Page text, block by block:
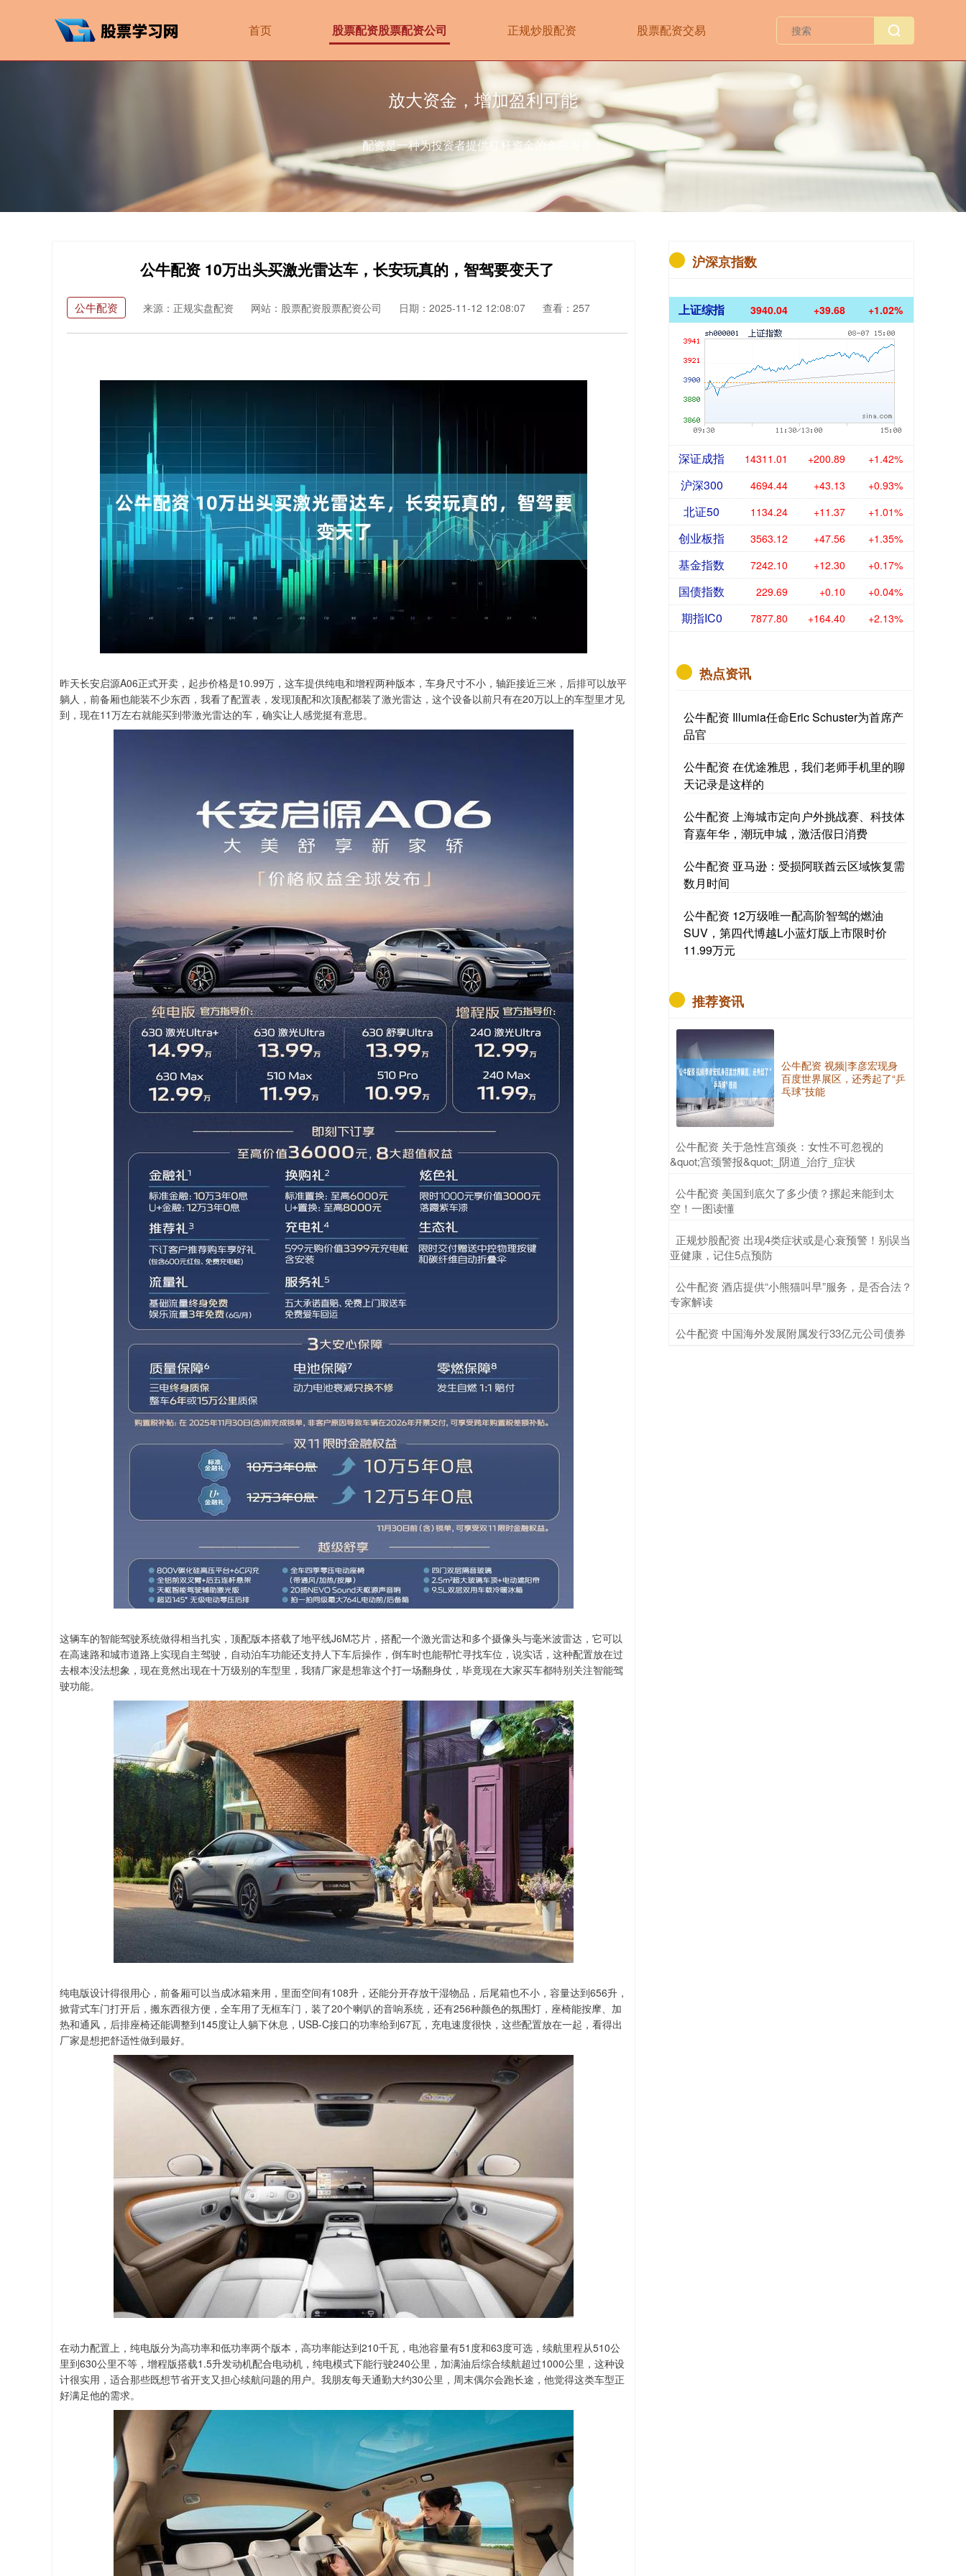
首页 股票配资股票配资公司 正规炒股配资 股票配资交易
放大资金，增加盈利可能
配资是一种为投资者提供杠杆资金的金融服务！
公牛配资 10万出头买激光雷达车，长安玩真的，智驾要变天了
公牛配资 来源：正规实盘配资 网站：股票配资股票配资公司 日期：2025-11-12 12:08:07 查看：257
昨天长安启源A06正式开卖，起步价格是10.99万，这车提供纯电和增程两种版本，车身尺寸不小，轴距接近三米，后排可以放平
躺人，前备厢也能装不少东西，我看了配置表，发现顶配和次顶配都装了激光雷达，这个设备以前只有在20万以上的车型里才见
到，现在11万左右就能买到带激光雷达的车，确实让人感觉挺有意思。
这辆车的智能驾驶系统做得相当扎实，顶配版本搭载了地平线J6M芯片，搭配一个激光雷达和多个摄像头与毫米波雷达，它可以
在高速路和城市道路上实现自主驾驶，自动泊车功能还支持人下车后操作，倒车时也能帮忙寻找车位，说实话，这种配置放在过
去根本没法想象，现在竟然出现在十万级别的车型里，我猜厂家是想靠这个打一场翻身仗，毕竟现在大家买车都特别关注智能驾
驶功能。
纯电版设计得很用心，前备厢可以当成冰箱来用，里面空间有108升，还能分开存放干湿物品，后尾箱也不小，容量达到656升，
掀背式车门打开后，搬东西很方便，全车用了无框车门，装了20个喇叭的音响系统，还有256种颜色的氛围灯，座椅能按摩、加
热和通风，后排座椅还能调整到145度让人躺下休息，USB-C接口的功率给到67瓦，充电速度很快，这些配置放在一起，看得出
厂家是想把舒适性做到最好。
在动力配置上，纯电版分为高功率和低功率两个版本，高功率能达到210千瓦，电池容量有51度和63度可选，续航里程从510公
里到630公里不等，增程版搭载1.5升发动机配合电动机，纯电模式下能行驶240公里，加满油后综合续航超过1000公里，这种设
计很实用，适合那些既想节省开支又担心续航问题的用户。我朋友每天通勤大约30公里，周末偶尔会跑长途，他觉得这类车型正
好满足他的需求。
沪深京指数
上证综指 3940.04 +39.68 +1.02%
深证成指 14311.01 +200.89 +1.42%
沪深300 4694.44 +43.13 +0.93%
北证50 1134.24 +11.37 +1.01%
创业板指 3563.12 +47.56 +1.35%
基金指数 7242.10 +12.30 +0.17%
国债指数 229.69 +0.10 +0.04%
期指IC0 7877.80 +164.40 +2.13%
热点资讯
公牛配资 Illumia任命Eric Schuster为首席产
品官
公牛配资 在优途雅思，我们老师手机里的聊
天记录是这样的
公牛配资 上海城市定向户外挑战赛、科技体
育嘉年华，潮玩申城，激活假日消费
公牛配资 亚马逊：受损阿联酋云区域恢复需
数月时间
公牛配资 12万级唯一配高阶智驾的燃油
SUV，第四代博越L小蓝灯版上市限时价
11.99万元
推荐资讯
公牛配资 视频|李彦宏现身
百度世界展区，还秀起了“乒
乓球”技能
​公牛配资 关于急性宫颈炎：女性不可忽视的
&quot;宫颈警报&quot;_阴道_治疗_症状
​公牛配资 美国到底欠了多少债？摞起来能到太
空！一图读懂
​正规炒股配资 出现4类症状或是心衰预警！别误当
亚健康，记住5点预防
​公牛配资 酒店提供“小熊猫叫早”服务，是否合法？
专家解读
​公牛配资 中国海外发展附属发行33亿元公司债券